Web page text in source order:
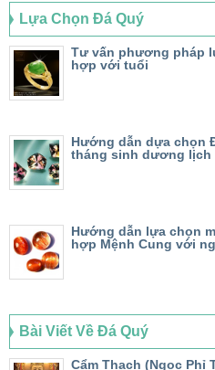
Lựa Chọn Đá Quý
Tư vấn phương pháp
hợp với tuổi
Hướng dẫn dựa chọn
tháng sinh dương lịch
Hướng dẫn lựa chọn
hợp Mệnh Cung với
Bài Viết Về Đá Quý
Cẩm Thạch (Ngọc Phỉ